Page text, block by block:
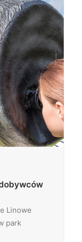
Linowe
park